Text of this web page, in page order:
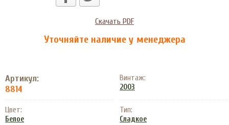
Скачать PDF
Уточняйте наличие у менеджера
Артикул:
8814
Винтаж:
2003
Цвет:
Белое
Тип:
Сладкое